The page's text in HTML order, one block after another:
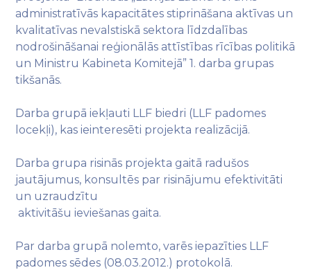
administratīvās kapacitātes stiprināšana aktīvas un
kvalitatīvas nevalstiskā sektora līdzdalības
nodrošināšanai reģionālās attīstības rīcības politikā
un Ministru Kabineta Komitejā” 1. darba grupas
tikšanās.
Darba grupā iekļauti LLF biedri (LLF padomes
locekļi), kas ieinteresēti projekta realizācijā.
Darba grupa risinās projekta gaitā radušos
jautājumus, konsultēs par risinājumu efektivitāti
un uzraudzītu
aktivitāšu ieviešanas gaita.
Par darba grupā nolemto, varēs iepazīties LLF
padomes sēdes (08.03.2012.) protokolā.